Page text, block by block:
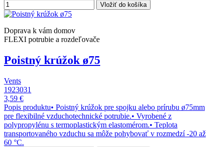
Vložiť do košíka
Doprava k vám domov
FLEXI potrubie a rozdeľovače
Poistný krúžok ø75
Vents
1923031
3,59 €
Popis produktu• Poistný krúžok pre spojku alebo prírubu ø75mm
pre flexibilné vzduchotechnické potrubie.• Vyrobené z
polypropylénu s termoplastickým elastomérom.• Teplota
transportovaného vzduchu sa môže pohybovať v rozmedzí -20 až
60 °C.